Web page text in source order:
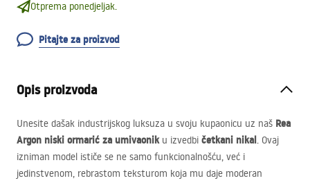
Otprema ponedjeljak.
Pitajte za proizvod
Opis proizvoda
Unesite dašak industrijskog luksuza u svoju kupaonicu uz naš Rea
Argon niski ormarić za umivaoniku izvedbi četkani nikal. Ovaj
izniman model ističe se ne samo funkcionalnošću, već i
jedinstvenom, rebrastom teksturom koja mu daje moderan